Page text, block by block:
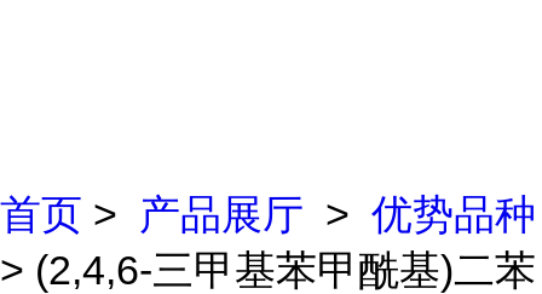
首页 > 产品展厅 > 优势品种
> (2,4,6-三甲基苯甲酰基)二苯